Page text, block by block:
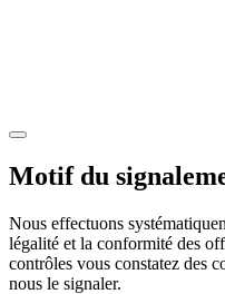
Motif du
Nous effectuons
légalité et la conformité des
contrôles vous constatez des
nous le signaler.